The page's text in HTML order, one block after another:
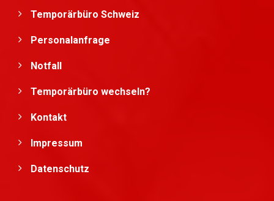
Temporärbüro Schweiz
Personalanfrage
Notfall
Temporärbüro wechseln?
Kontakt
Impressum
Datenschutz